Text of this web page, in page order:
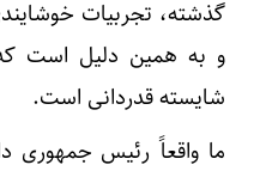
گذشته، تجربیات
و به همین دلیل است که
شایسته قدردانی است.
ما واقعاً رئیس جمهوری